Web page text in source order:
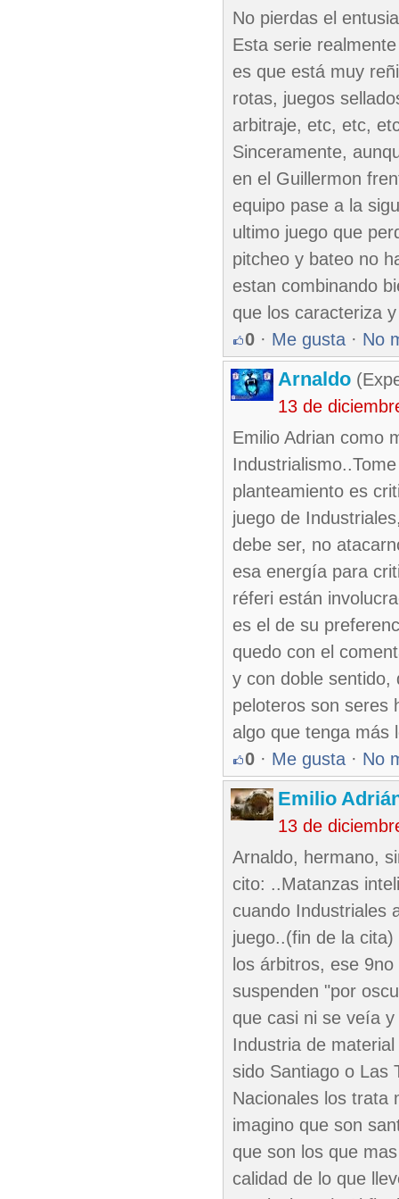
No pierdas el
Esta serie
es que está muy
rotas, juegos
arbitraje, etc, etc,
Sinceramente,
en el Guillermon
equipo pase a la
ultimo juego que
pitcheo y bateo no
estan combinando
que los caracteriza
0 · Me gusta · No
Arnaldo
13 de
Emilio Adrian como
planteamiento es
juego de
debe ser, no
esa energía para
réferi están
es el de su
quedo con el
y con doble sentido,
peloteros son seres
algo que tenga más
0 · Me gusta · No
Emilio
13 de
Arnaldo, hermano,
cito: ..Matanzas
cuando Industriales
juego..(fin de la
los árbitros, ese
suspenden "por
que casi ni se veía
Industria de
sido Santiago o Las
Nacionales los trata
imagino que son
que son los que
calidad de lo que